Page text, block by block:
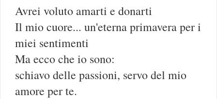
Avrei voluto amarti e donarti
Il mio cuore... un'eterna primavera per i
miei sentimenti
Ma ecco che io sono:
schiavo delle passioni, servo del mio
amore per te.